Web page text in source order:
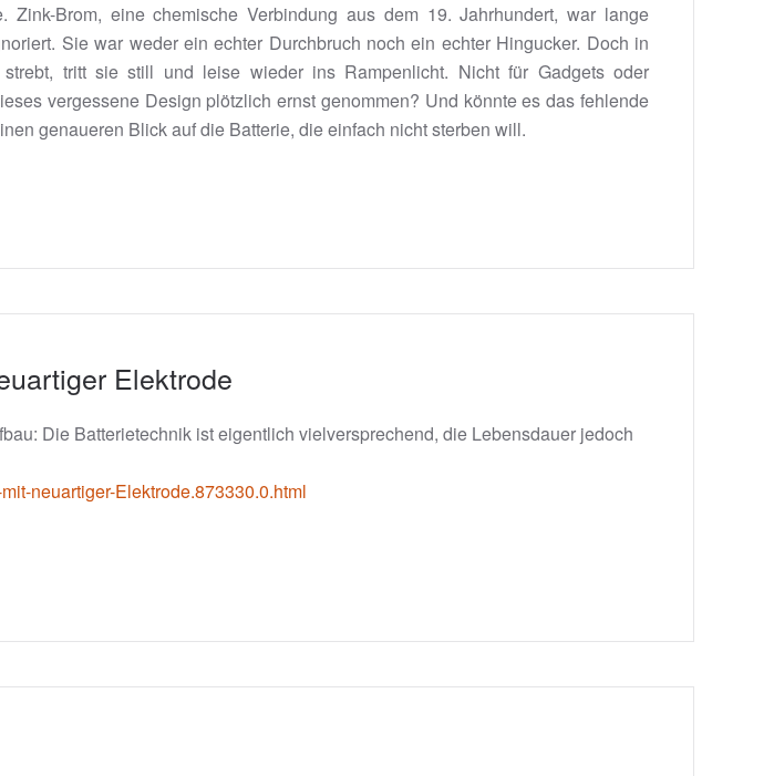
Brom, eine chemische Verbindung aus dem 19. Jahrhundert, war lange
Sie war weder ein echter Durchbruch noch ein echter Hingucker. Doch in
tritt sie still und leise wieder ins Rampenlicht. Nicht für Gadgets oder
vergessene Design plötzlich ernst genommen? Und könnte es das fehlende
genaueren Blick auf die Batterie, die einfach nicht sterben will.
Elektrode
Die Batterietechnik ist eigentlich vielversprechend, die Lebensdauer jedoch
neuartiger-Elektrode.873330.0.html